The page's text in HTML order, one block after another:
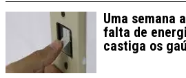
Uma semana
falta de
castiga os